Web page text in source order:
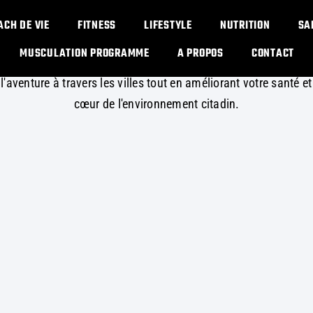
DE VIE FITNESS LIFESTYLE NUTRITION
MUSCULATION PROGRAMME​
A PROPOS CONTACT